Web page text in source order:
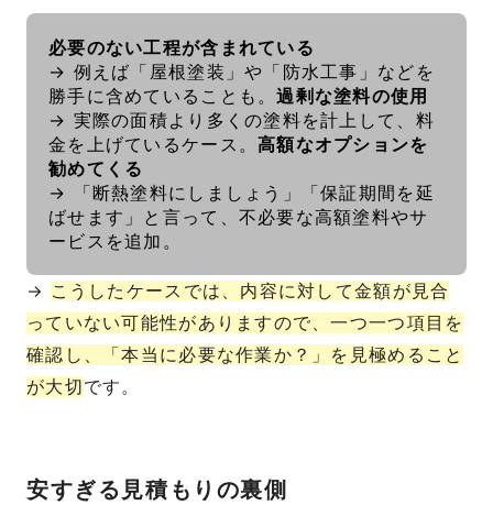
必要のない工程が含まれている
→ 例えば「屋根塗装」や「防水工事」などを
勝手に含めていることも。過剰な塗料の使用
→ 実際の面積より多くの塗料を計上して、料
金を上げているケース。高額なオプションを
勧めてくる
→ 「断熱塗料にしましょう」「保証期間を延
ばせます」と言って、不必要な高額塗料やサ
ービスを追加。
→ こうしたケースでは、内容に対して金額が見合
っていない可能性がありますので、一つ一つ項目を
確認し、「本当に必要な作業か？」を見極めること
が大切 です。
安すぎる見積もりの裏側